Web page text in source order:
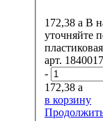
172,38 a В
уточняйте
арт. 1840017
-
172,38 a
в корзину